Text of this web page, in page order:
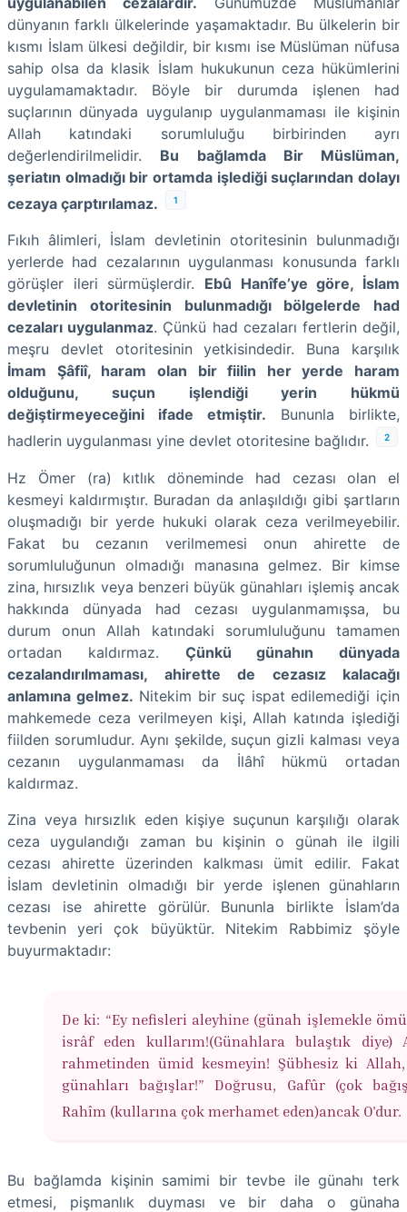
dünyanın farklı ülkelerinde yaşamaktadır. Bu ülkelerin bir
kısmı İslam ülkesi değildir, bir kısmı ise Müslüman nüfusa
sahip olsa da klasik İslam hukukunun ceza hükümlerini
uygulamamaktadır. Böyle bir durumda işlenen had
suçlarının dünyada uygulanıp uygulanmaması ile kişinin
Allah katındaki sorumluluğu birbirinden ayrı
değerlendirilmelidir. Bu bağlamda Bir Müslüman,
şeriatın olmadığı bir ortamda işlediği suçlarından dolayı
cezaya çarptırılamaz.
1
Fıkıh âlimleri, İslam devletinin otoritesinin bulunmadığı
yerlerde had cezalarının uygulanması konusunda farklı
görüşler ileri sürmüşlerdir. Ebû Hanîfe’ye göre, İslam
devletinin otoritesinin bulunmadığı bölgelerde had
cezaları uygulanmaz. Çünkü had cezaları fertlerin değil,
meşru devlet otoritesinin yetkisindedir. Buna karşılık
İmam Şâfiî, haram olan bir fiilin her yerde haram
olduğunu, suçun işlendiği yerin hükmü
değiştirmeyeceğini ifade etmiştir. Bununla birlikte,
hadlerin uygulanması yine devlet otoritesine bağlıdır.
2
Hz Ömer (ra) kıtlık döneminde had cezası olan el
kesmeyi kaldırmıştır. Buradan da anlaşıldığı gibi şartların
oluşmadığı bir yerde hukuki olarak ceza verilmeyebilir.
Fakat bu cezanın verilmemesi onun ahirette de
sorumluluğunun olmadığı manasına gelmez. Bir kimse
zina, hırsızlık veya benzeri büyük günahları işlemiş ancak
hakkında dünyada had cezası uygulanmamışsa, bu
durum onun Allah katındaki sorumluluğunu tamamen
ortadan kaldırmaz. Çünkü günahın dünyada
cezalandırılmaması, ahirette de cezasız kalacağı
anlamına gelmez. Nitekim bir suç ispat edilemediği için
mahkemede ceza verilmeyen kişi, Allah katında işlediği
fiilden sorumludur. Aynı şekilde, suçun gizli kalması veya
cezanın uygulanmaması da İlâhî hükmü ortadan
kaldırmaz.
Zina veya hırsızlık eden kişiye suçunun karşılığı olarak
ceza uygulandığı zaman bu kişinin o günah ile ilgili
cezası ahirette üzerinden kalkması ümit edilir. Fakat
İslam devletinin olmadığı bir yerde işlenen günahların
cezası ise ahirette görülür. Bununla birlikte İslam’da
tevbenin yeri çok büyüktür. Nitekim Rabbimiz şöyle
buyurmaktadır:
De ki: “Ey nefisleri aleyhine (günah işlemekle
isrâf eden kullarım!(Günahlara bulaştık diye)
rahmetinden ümid kesmeyin! Şübhesiz ki
günahları bağışlar!” Doğrusu, Gafûr (çok
Rahîm (kullarına çok merhamet eden)ancak O'dur.
Bu bağlamda kişinin samimi bir tevbe ile günahı terk
etmesi, pişmanlık duyması ve bir daha o günaha